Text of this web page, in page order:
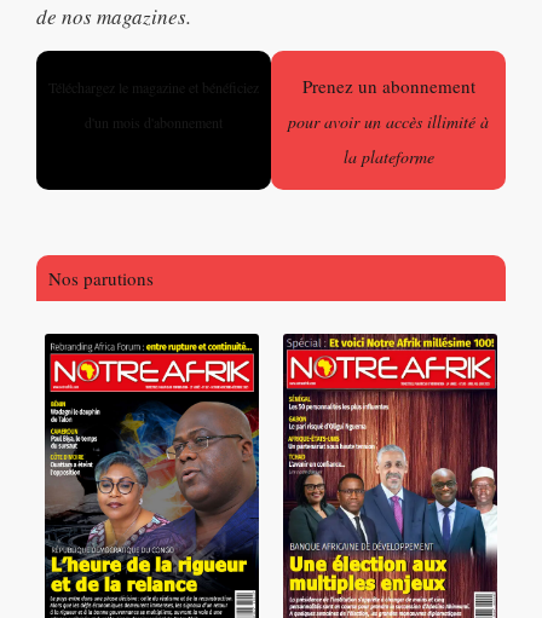
de nos magazines.
Téléchargez le magazine et bénéficiez
d'un mois d'abonnement
Prenez un abonnement
pour avoir un accès illimité à
la plateforme
Nos parutions